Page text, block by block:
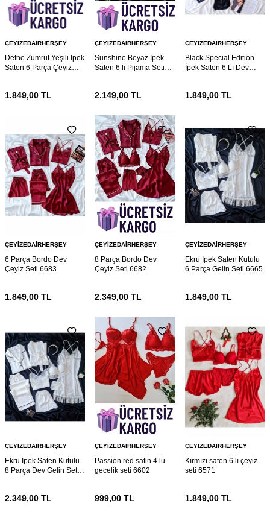
ÇEYIZEDAIRHERŞEY
Defne Zümrüt Yeşili İpek
Saten 6 Parça Çeyiz
1.849,00 TL
ÇEYIZEDAIRHERŞEY
Sunshine Beyaz İpek
Saten 6 lı Pijama Seti
2.149,00 TL
ÇEYIZEDAIRHERŞEY
Black Special Edition
İpek Saten 6 Lı Dev
1.849,00TL
ÇEYIZEDAIRHERŞEY
6 Parça Bordo Dev
Çeyiz Seti 6683
1.849,00 TL
ÇEYIZEDAIRHERŞEY
8 Parça Bordo Dev
Çeyiz Seti 6682
2.349,00 TL
ÇEYIZEDAIRHERŞEY
Ekru Ipek Saten Kutulu
6 Parça Gelin Seti 6665
1.849,00TL
ÇEYIZEDAIRHERŞEY
Ekru Ipek Saten Kutulu
8 Parça Dev Gelin Seti
2.349,00 TL
ÇEYIZEDAIRHERŞEY
Passion red satin 4 lü
gecelik seti 6602
999,00 TL
ÇEYIZEDAIRHERŞEY
Kırmızı saten 6 lı çeyiz
seti 6571
1.849,00TL